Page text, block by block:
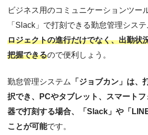
ビジネス用のコミュニケーションツー
「Slack」で打刻できる勤怠管理システ
ロジェクトの進行だけでなく、出勤状
把握できるので便利しょう。
勤怠管理システム 「ジョブカン」は、
択でき、PCやタブレット、スマート
器で打刻する場合、「Slack」や「
ことが可能です。